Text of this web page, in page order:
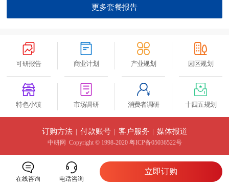
更多套餐报告
可研报告 商业计划 产业规划 园区规划
特色小镇 市场调研 消费者调研 十四五规划
订购方法 | 付款账号 | 客户服务 | 媒体报道
中研网 Copyright © 1998-2020 粤ICP备05036522号
在线咨询 电话咨询
立即订购